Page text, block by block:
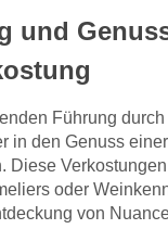
und
Führung
in den Genuss
Diese
oder
von